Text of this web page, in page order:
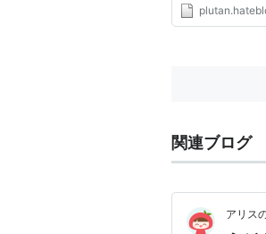
関連ブログ
アリス